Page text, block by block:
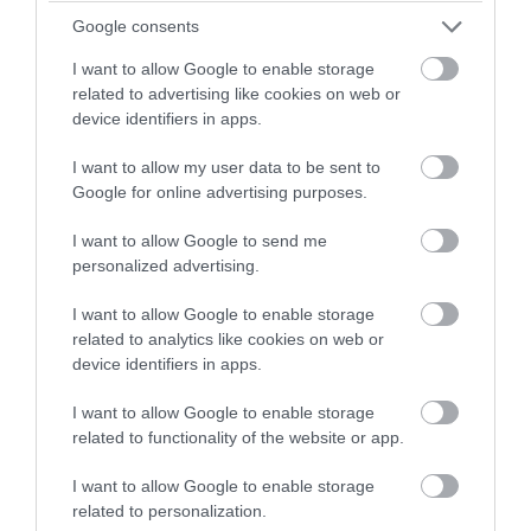
Google consents
I want to allow Google to enable storage
related to advertising like cookies on web or
device identifiers in apps.
I want to allow my user data to be sent to
Google for online advertising purposes.
I want to allow Google to send me
personalized advertising.
I want to allow Google to enable storage
related to analytics like cookies on web or
device identifiers in apps.
I want to allow Google to enable storage
related to functionality of the website or app.
I want to allow Google to enable storage
related to personalization.
συμπεριλαμβανομένων 45 θανάτων
· 925 Κοινωνικές συνθήκες,
συμπεριλαμβανομένων 20 θανάτων
· 700 Χειρουργικές και ιατρικές
επεμβάσεις 55 θάνατοι
· 5,985 Αγγειακές διαταραχές,
συμπεριλαμβανομένων 207 θανάτων
Συνολικές αντιδράσεις για το
πειραματικό εμβόλιο
AZD1222/VAXZEVRIA (CHADOX1 NCOV-
19) από την Oxford/ AstraZeneca: 4.534
θάνατοι και 923.749 τραυματισμοί έως
31/07/2021